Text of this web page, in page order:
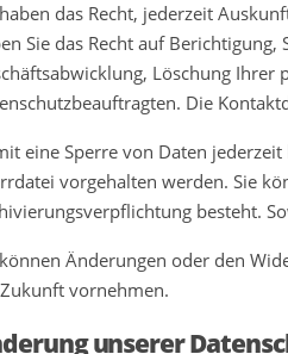
das Recht, jederzeit
Sie das Recht auf
Löschung Ihrer
Die
eine Sperre von Daten
vorgehalten werden. Sie
besteht.
Änderungen oder den
vornehmen.
unserer